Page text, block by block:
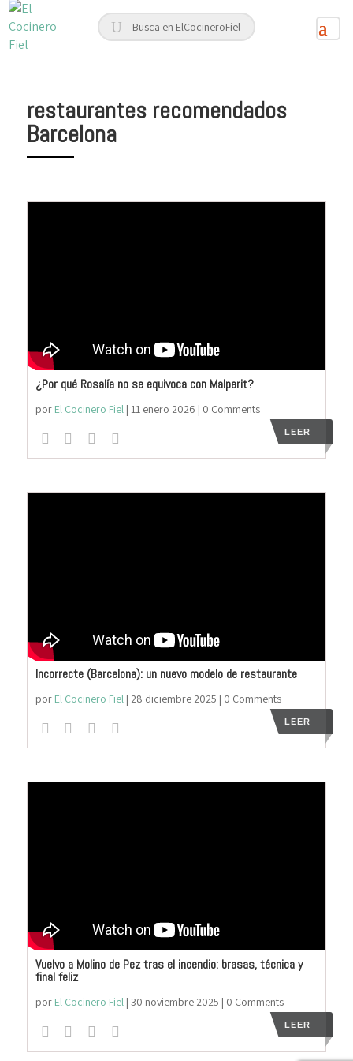
restaurantes recomendados
Barcelona
¿Por qué Rosalía no se equivoca con Malparit?
por El Cocinero Fiel| 11 enero 2026 | 0 Comments
LEER
Incorrecte (Barcelona): un nuevo modelo de restaurante
por El Cocinero Fiel| 28 diciembre 2025 | 0 Comments
LEER
Vuelvo a Molino de Pez tras el incendio: brasas, técnica y
final feliz
por El Cocinero Fiel| 30 noviembre 2025 | 0 Comments
LEER